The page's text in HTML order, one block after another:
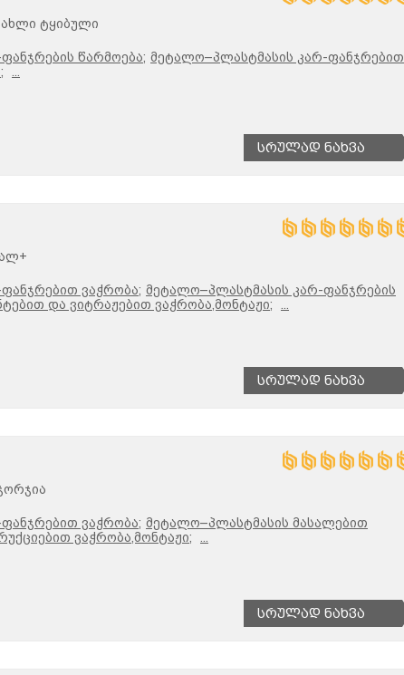
ტყიბული
წარმოება; მეტალო–პლასტმასის კარ-ფანჯრებით
Სრულად Ნახვა
ვაჭრობა; მეტალო–პლასტმასის კარ-ფანჯრების
და ვიტრაჟებით ვაჭრობა,მონტაჟი;
Სრულად Ნახვა
ვაჭრობა; მეტალო–პლასტმასის მასალებით
ვაჭრობა,მონტაჟი;
Სრულად Ნახვა